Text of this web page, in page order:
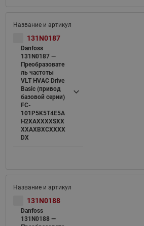
131N0187
Danfoss
131N0187 —
Преобразовате
ль частоты
VLT HVAC Drive
Basic (привод
базовой серии)
FC-
101P5K5T4E5A
H2XAXXXXSXX
XXAXBXCXXXX
DX
131N0188
Danfoss
131N0188 —